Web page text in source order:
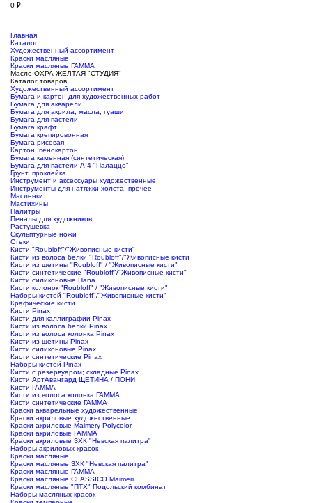
0 ₽
Главная
Каталог
Художественный ассортимент
Краски масляные
Краски масляные ГАММА
Масло ОХРА ЖЕЛТАЯ "СТУДИЯ"
Каталог товаров
Художественный ассортимент
Бумага и картон для художественных работ
Бумага для акварели
Бумага для акрила, масла, гуаши
Бумага для пастели
Бумага крафт
Бумага крепировонная
Бумага рисовая
Картон, пенокартон
Бумага каменная (синтетическая)
Бумага для пастели А-4 "Палаццо"
Грунт, проклейка
Инструмент и аксессуары художественные
Инструменты для натяжки холста, прочее
Масленки
Мастихины
Палитры
Пеналы для художников
Растушевка
Скульптурные ножи
Стеки
Кисти "Roubloff"/"Живописные кисти"
Кисти из волоса белки "Roubloff"/"Живописные кисти
Кисти из щетины "Roubloff" / "Живописные кисти"
Кисти синтетические "Roubloff"/"Живописные кисти"
Кисти силиконовые Hana
Кисти колонок "Roubloff" / "Живописные кисти"
Наборы кистей "Roubloff"/"Живописные кисти"
Крафические кисти
Кисти Pinax
Кисти для каллиграфии Pinax
Кисти из волоса белки Pinax
Кисти из волоса колонка Pinax
Кисти из щетины Pinax
Кисти силиконовые Pinax
Кисти синтетические Pinax
Наборы кистей Pinax
Кисти с резервуаром; складные Pinax
Кисти АртАвангард ЩЕТИНА / ПОНИ
Кисти ГАММА
Кисти из волоса колонка ГАММА
Кисти синтетические ГАММА
Краски акварельные художественные
Краски акриловые художественные
Краски акриловые Maimery Polycolor
Краски акриловые ГАММА
Краски акриловые ЗХК "Невская палитра"
Наборы акриловых красок
Краски масляные
Краски масляные ЗХК "Невская палитра"
Краски масляные ГАММА
Краски масляные CLASSICO Maimeri
Краски масляные "ПТХ" Подольский комбинат
Наборы масляных красок